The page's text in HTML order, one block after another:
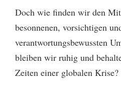
Doch wie finden wir den
besonnenen, vorsichtigen
verantwortungsbewussten
bleiben wir ruhig und
Zeiten einer globalen Krise?